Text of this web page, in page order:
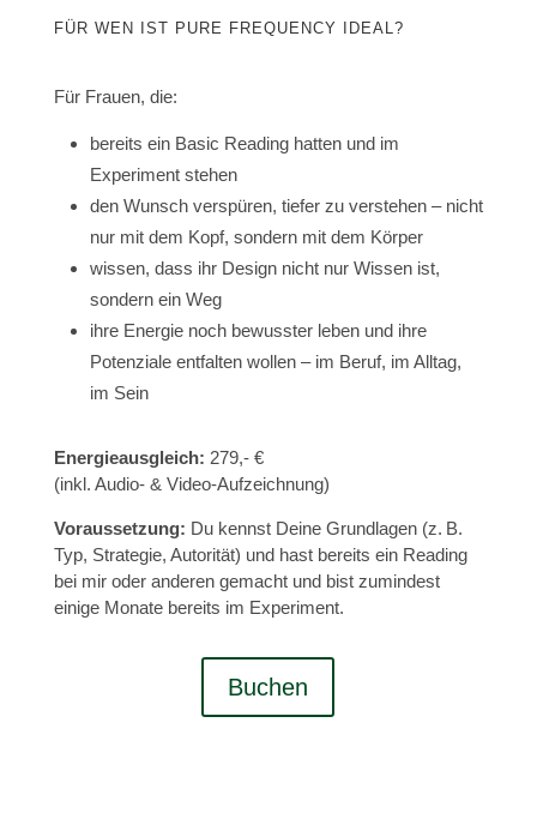
FÜR WEN IST PURE FREQUENCY IDEAL?
Für Frauen, die:
bereits ein Basic Reading hatten und im
Experiment stehen
den Wunsch verspüren, tiefer zu verstehen – nicht
nur mit dem Kopf, sondern mit dem Körper
wissen, dass ihr Design nicht nur Wissen ist,
sondern ein Weg
ihre Energie noch bewusster leben und ihre
Potenziale entfalten wollen – im Beruf, im Alltag,
im Sein
Energieausgleich: 279,- €
(inkl. Audio- & Video-Aufzeichnung)
Voraussetzung: Du kennst Deine Grundlagen (z. B.
Typ, Strategie, Autorität) und hast bereits ein Reading
bei mir oder anderen gemacht und bist zumindest
einige Monate bereits im Experiment.
Buchen